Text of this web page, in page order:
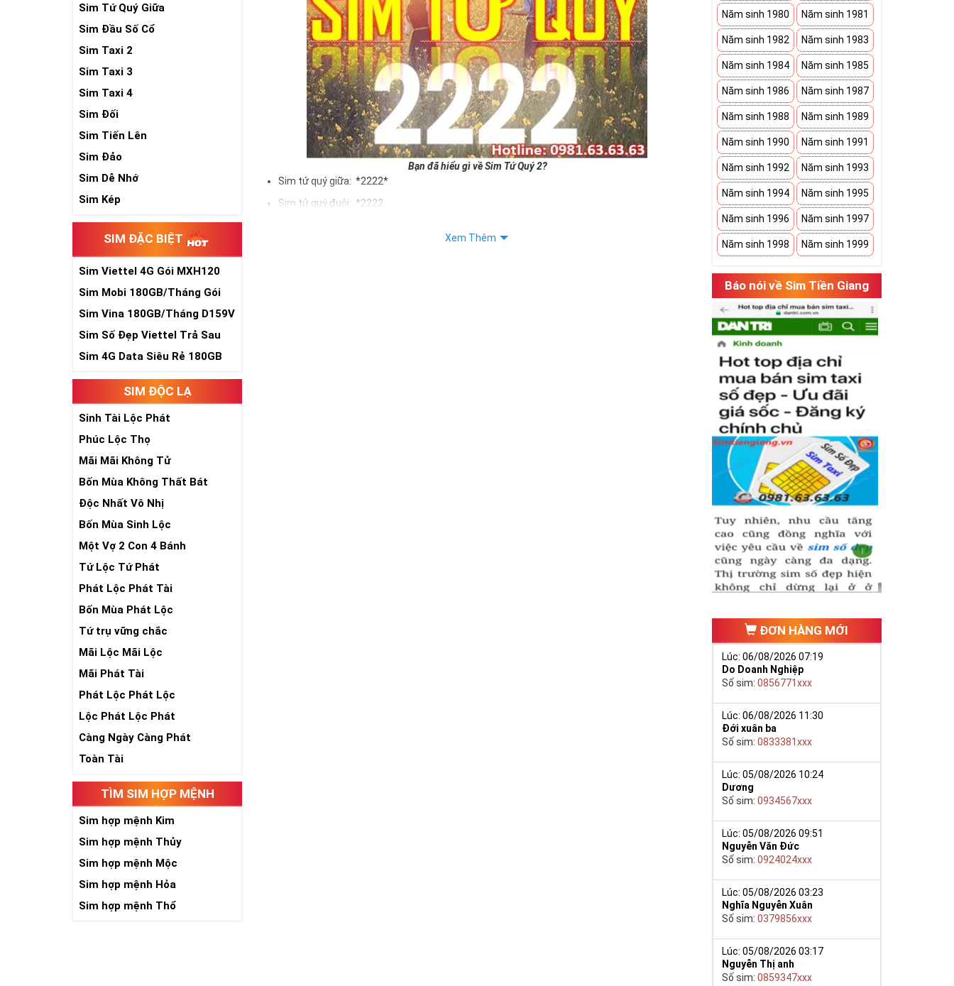
Sim Tứ Quý Giữa
Sim Đầu Số Cổ
Sim Taxi 2
Sim Taxi 3
Sim Taxi 4
Sim Đối
Sim Tiến Lên
Sim Đảo
Sim Dễ Nhớ
Sim Kép
SIM ĐẶC BIỆT
Sim Viettel 4G Gói MXH120
Siêu Rẻ
Sim Mobi 180GB/Tháng Gói
TK159
Sim Vina 180GB/Tháng D159V
Sim Số Đẹp Viettel Trả Sau
Sim 4G Data Siêu Rẻ 180GB
SIM ĐỘC LẠ
Sinh Tài Lộc Phát
Phúc Lộc Thọ
Mãi Mãi Không Tử
Bốn Mùa Không Thất Bát
Độc Nhất Vô Nhị
Bốn Mùa Sinh Lộc
Một Vợ 2 Con 4 Bánh
Tứ Lộc Tứ Phát
Phát Lộc Phát Tài
Bốn Mùa Phát Lộc
Tứ trụ vững chắc
Mãi Lộc Mãi Lộc
Mãi Phát Tài
Phát Lộc Phát Lộc
Lộc Phát Lộc Phát
Càng Ngày Càng Phát
Toàn Tài
TÌM SIM HỢP MỆNH
Sim hợp mệnh Kim
Sim hợp mệnh Thủy
Sim hợp mệnh Mộc
Sim hợp mệnh Hỏa
Sim hợp mệnh Thổ
Bạn đã hiểu gì về Sim Tứ Quý 2?
Sim tứ quý giữa: *2222*
Sim tứ quý đuôi: *2222
Xem Thêm
Năm sinh 1980 Năm sinh 1981
Năm sinh 1982 Năm sinh 1983
Năm sinh 1984 Năm sinh 1985
Năm sinh 1986 Năm sinh 1987
Năm sinh 1988 Năm sinh 1989
Năm sinh 1990 Năm sinh 1991
Năm sinh 1992 Năm sinh 1993
Năm sinh 1994 Năm sinh 1995
Năm sinh 1996 Năm sinh 1997
Năm sinh 1998 Năm sinh 1999
Báo nói về Sim Tiền Giang
ĐƠN HÀNG MỚI
Lúc: 06/08/2026 07:19
Do Doanh Nghiệp
Số sim:0856771xxx
Lúc: 06/08/2026 11:30
Đới xuân ba
Số sim:0833381xxx
Lúc: 05/08/2026 10:24
Dương
Số sim:0934567xxx
Lúc: 05/08/2026 09:51
Nguyễn Văn Đức
Số sim:0924024xxx
Lúc: 05/08/2026 03:23
Nghĩa Nguyễn Xuân
Số sim:0379856xxx
Lúc: 05/08/2026 03:17
Nguyễn Thị anh
Số sim:0859347xxx